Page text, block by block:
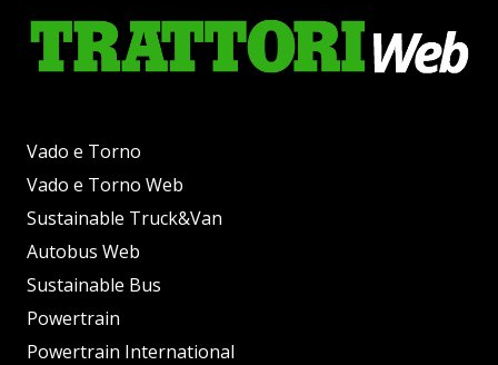
Vado e Torno
Vado e Torno Web
Sustainable Truck&Van
Autobus Web
Sustainable Bus
Powertrain
Powertrain International